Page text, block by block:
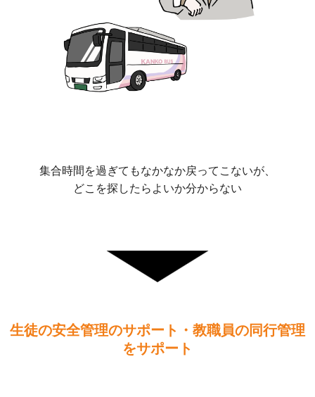
集合時間を過ぎてもなかなか戻ってこないが、
どこを探したらよいか分からない
生徒の安全管理のサポート・教職員の同行管理
をサポート